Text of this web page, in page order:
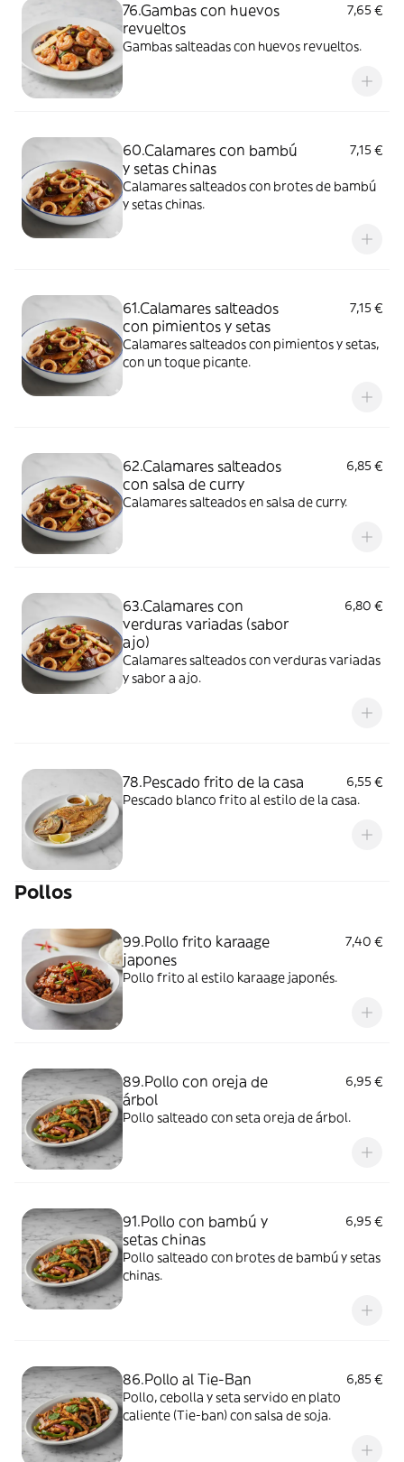
76.Gambas con huevos
revueltos
7,65 €
Gambas salteadas con huevos revueltos.
60.Calamares con bambú
y setas chinas
7,15 €
Calamares salteados con brotes de bambú
y setas chinas.
61.Calamares salteados
con pimientos y setas
7,15 €
Calamares salteados con pimientos y setas,
con un toque picante.
62.Calamares salteados
con salsa de curry
6,85 €
Calamares salteados en salsa de curry.
63.Calamares con
verduras variadas (sabor
ajo)
6,80 €
Calamares salteados con verduras variadas
y sabor a ajo.
78.Pescado frito de la casa
6,55 €
Pescado blanco frito al estilo de la casa.
Pollos
99.Pollo frito karaage
japones
7,40 €
Pollo frito al estilo karaage japonés.
89.Pollo con oreja de
árbol
6,95 €
Pollo salteado con seta oreja de árbol.
91.Pollo con bambú y
setas chinas
6,95 €
Pollo salteado con brotes de bambú y setas
chinas.
86.Pollo al Tie-Ban
6,85 €
Pollo, cebolla y seta servido en plato
caliente (Tie-ban) con salsa de soja.